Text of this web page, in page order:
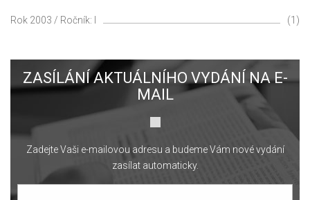
Rok 2003 / Ročník: I (1)
ZASÍLÁNÍ AKTUÁLNÍHO VYDÁNÍ NA E-
MAIL
Zadejte Vaši e-mailovou adresu a budeme Vám nové vydání
zasílat automaticky.